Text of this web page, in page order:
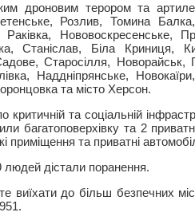
дроновим терором та
Розлив, Томина
Раківка, Нововоскресенське,
Станіслав, Біла Криниця,
Старосілля, Новорайськ,
Наддніпрянське,
та місто Херсон.
критичній та соціальній
багатоповерхівку та 2
приміщення та приватні
людей дістали поранення.
виїхати до більш безпечних